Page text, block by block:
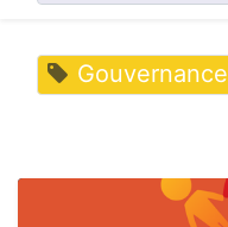
Gouvernance